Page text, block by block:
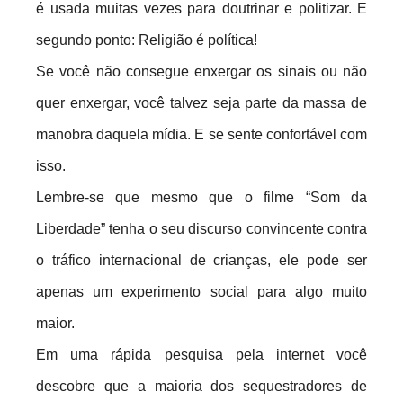
é usada muitas vezes para doutrinar e politizar. E
segundo ponto: Religião é política!
Se você não consegue enxergar os sinais ou não
quer enxergar, você talvez seja parte da massa de
manobra daquela mídia. E se sente confortável com
isso.
Lembre-se que mesmo que o filme “Som da
Liberdade” tenha o seu discurso convincente contra
o tráfico internacional de crianças, ele pode ser
apenas um experimento social para algo muito
maior.
Em uma rápida pesquisa pela internet você
descobre que a maioria dos sequestradores de